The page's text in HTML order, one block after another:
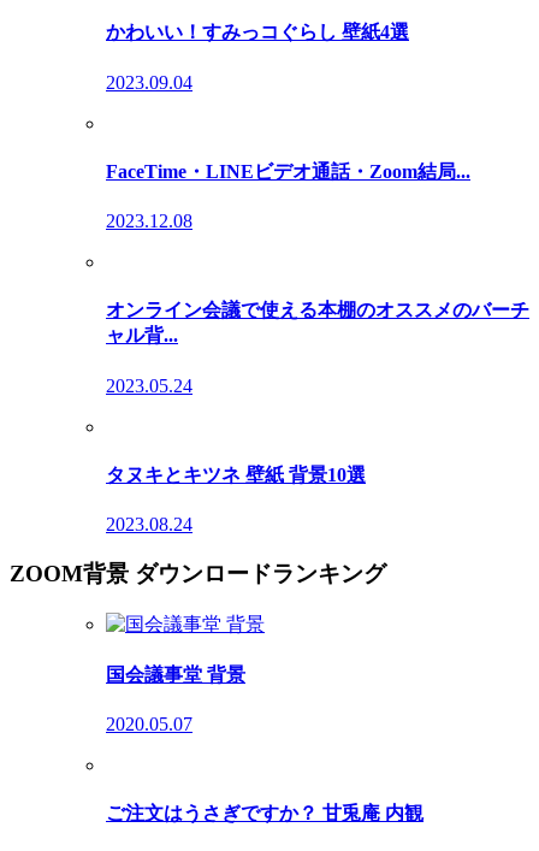
かわいい！すみっコぐらし 壁紙4選
2023.09.04
FaceTime・LINEビデオ通話・Zoom結局...
2023.12.08
オンライン会議で使える本棚のオススメのバーチ
ャル背...
2023.05.24
タヌキとキツネ 壁紙 背景10選
2023.08.24
ZOOM背景 ダウンロードランキング
国会議事堂 背景
2020.05.07
ご注文はうさぎですか？ 甘兎庵 内観